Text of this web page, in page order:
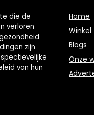
die de
verloren
zijn
van hun
Home
Winkel
Blogs
Onze